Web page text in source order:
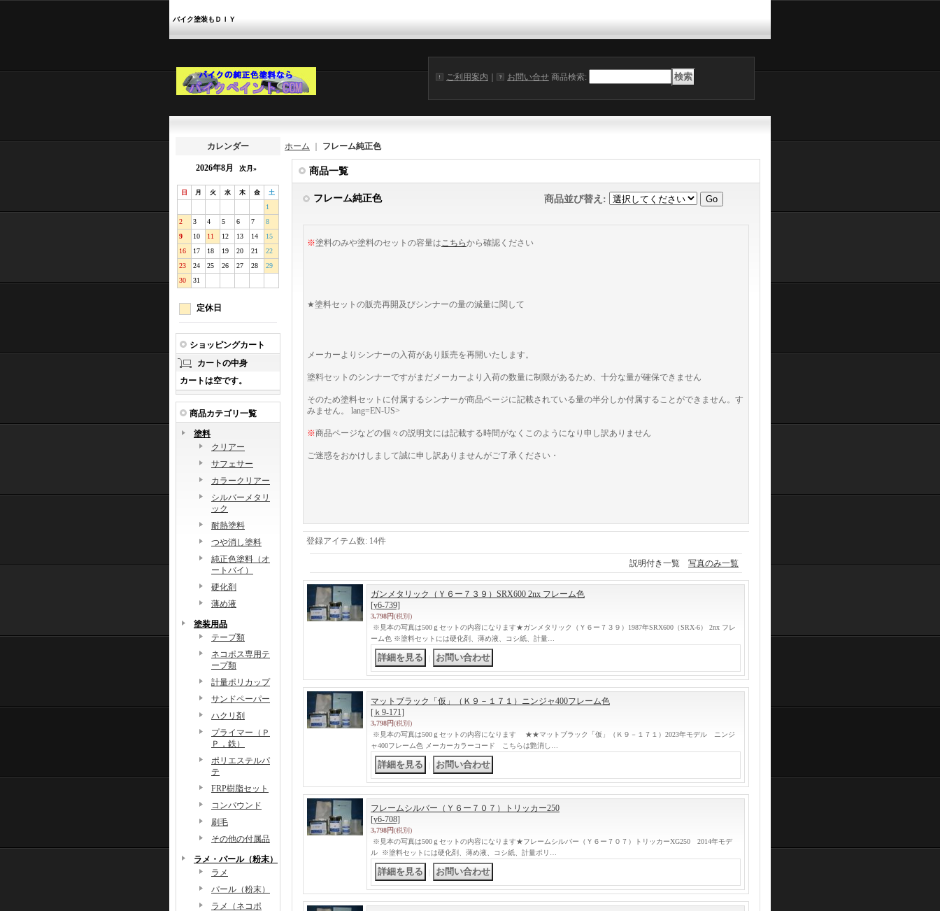
バイク塗装もＤＩＹ
ご利用案内 お問い合せ 商品検索:
カレンダー
2026年8月 次月»
日 月 火 水 木 金 土
1
2
3 4 5 6 7
8
9
10 11 12 13 14
15
16
17 18 19 20 21
22
23
24 25 26 27 28
29
30
31
定休日
ショッピングカート
カートの中身
カートは空です。
商品カテゴリ一覧
塗料
クリアー
サフェサー
カラークリアー
シルバーメタリ
ック
耐熱塗料
つや消し塗料
純正色塗料（オ
ートバイ）
硬化剤
薄め液
塗装用品
テープ類
ネコポス専用テ
ープ類
計量ポリカップ
サンドペーパー
ハクリ剤
プライマー（Ｐ
Ｐ，鉄）
ポリエステルパ
テ
FRP樹脂セット
コンパウンド
刷毛
その他の付属品
ラメ・パール（粉末）
ラメ
パール（粉末）
ラメ（ネコポ
ホーム フレーム純正色
商品一覧
フレーム純正色 商品並び替え :
※塗料のみや塗料のセットの容量はこちらから確認ください
★塗料セットの販売再開及びシンナーの量の減量に関して
メーカーよりシンナーの入荷があり販売を再開いたします。
塗料セットのシンナーですがまだメーカーより入荷の数量に制限があるため、十分な量が確保できません
そのため塗料セットに付属するシンナーが商品ページに記載されている量の半分しか付属することができません。す
みません。
lang=EN-US>
※商品ページなどの個々の説明文には記載する時間がなくこのようになり申し訳ありません
ご迷惑をおかけしまして誠に申し訳ありませんがご了承ください・
登録アイテム数: 14件
説明付き一覧 写真のみ一覧
ガンメタリック（Ｙ６ー７３９）SRX600 2nx フレーム色
[y6-739]
3,798円(税別)
※見本の写真は500ｇセットの内容になります★ガンメタリック（Ｙ６ー７３９）1987年SRX600（SRX-6） 2nx フレ
ーム色 ※塗料セットには硬化剤、薄め液、コシ紙、計量…
マットブラック「仮」（Ｋ９－１７１）ニンジャ400フレーム色
[ｋ9-171]
3,798円(税別)
※見本の写真は500ｇセットの内容になります ★★マットブラック「仮」（Ｋ９－１７１）2023年モデル ニンジ
ャ400フレーム色 メーカーカラーコード こちらは艶消し…
フレームシルバー（Ｙ６ー７０７）トリッカー250
[y6-708]
3,798円(税別)
※見本の写真は500ｇセットの内容になります★フレームシルバー（Ｙ６ー７０７）トリッカーXG250 2014年モデ
ル ※塗料セットには硬化剤、薄め液、コシ紙、計量ポリ…